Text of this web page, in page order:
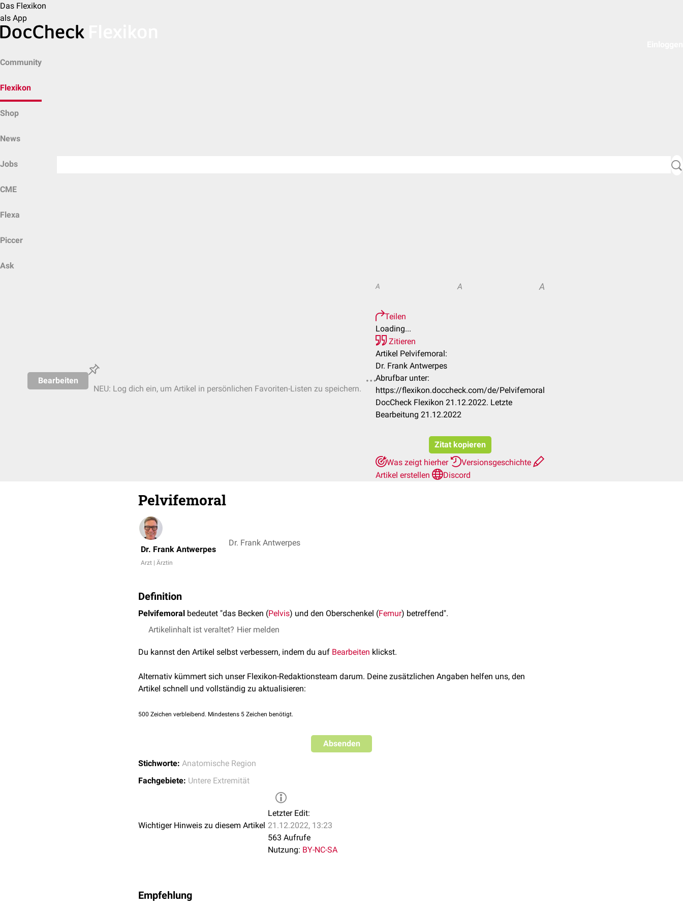
Das Flexikon
als App
Community
Flexikon
Shop
News
Jobs
CME
Flexa
Piccer
Ask
Bearbeiten
NEU: Log dich ein, um Artikel in persönlichen Favoriten-Listen zu speichern.
A A A
Teilen
Loading...
Zitieren
Artikel Pelvifemoral:
Dr. Frank Antwerpes
Abrufbar unter:
https://flexikon.doccheck.com/de/Pelvifemoral
DocCheck Flexikon 21.12.2022. Letzte
Bearbeitung 21.12.2022
Zitat kopieren
Was zeigt hierher
Versionsgeschichte
Artikel erstellen
Discord
Pelvifemoral
Dr. Frank Antwerpes
Arzt | Ärztin
Dr. Frank Antwerpes
Definition
Pelvifemoral bedeutet "das Becken (Pelvis) und den Oberschenkel (Femur) betreffend".
Artikelinhalt ist veraltet? Hier melden
Du kannst den Artikel selbst verbessern, indem du auf Bearbeiten klickst.
Alternativ kümmert sich unser Flexikon-Redaktionsteam darum. Deine zusätzlichen Angaben helfen uns, den
Artikel schnell und vollständig zu aktualisieren:
500 Zeichen verbleibend. Mindestens 5 Zeichen benötigt.
Absenden
Stichworte: Anatomische Region
Fachgebiete: Untere Extremität
Wichtiger Hinweis zu diesem Artikel
Letzter Edit:
21.12.2022, 13:23
563 Aufrufe
Nutzung: BY-NC-SA
Empfehlung